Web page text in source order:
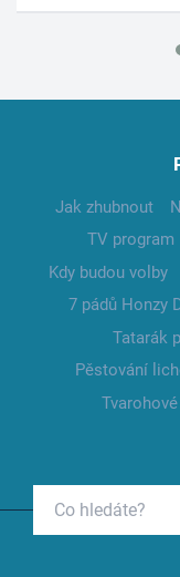
Jak zhubnout
TV program
Kdy budou volby
7 pádů Honzy
Tatarák
Pěstování